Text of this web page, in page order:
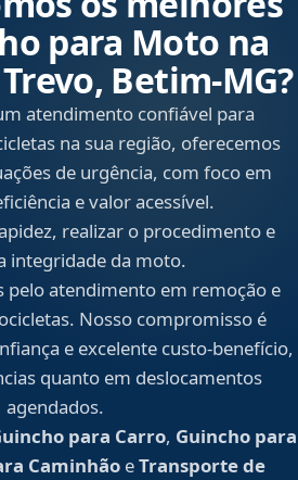
para Moto na
Betim‑MG?
atendimento confiável para
na sua região, oferecemos
de urgência, com foco em
e valor acessível.
realizar o procedimento e
integridade da moto.
pelo atendimento em remoção e
Nosso compromisso é
e excelente custo-benefício,
quanto em deslocamentos
agendados.
para Carro, Guincho para
CaminhãoeTransporte de